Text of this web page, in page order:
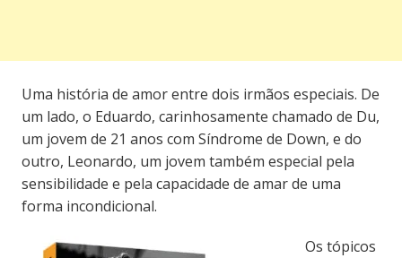
Uma história de amor entre dois irmãos especiais. De
um lado, o Eduardo, carinhosamente chamado de Du,
um jovem de 21 anos com Síndrome de Down, e do
outro, Leonardo, um jovem também especial pela
sensibilidade e pela capacidade de amar de uma
forma incondicional.
Os tópicos